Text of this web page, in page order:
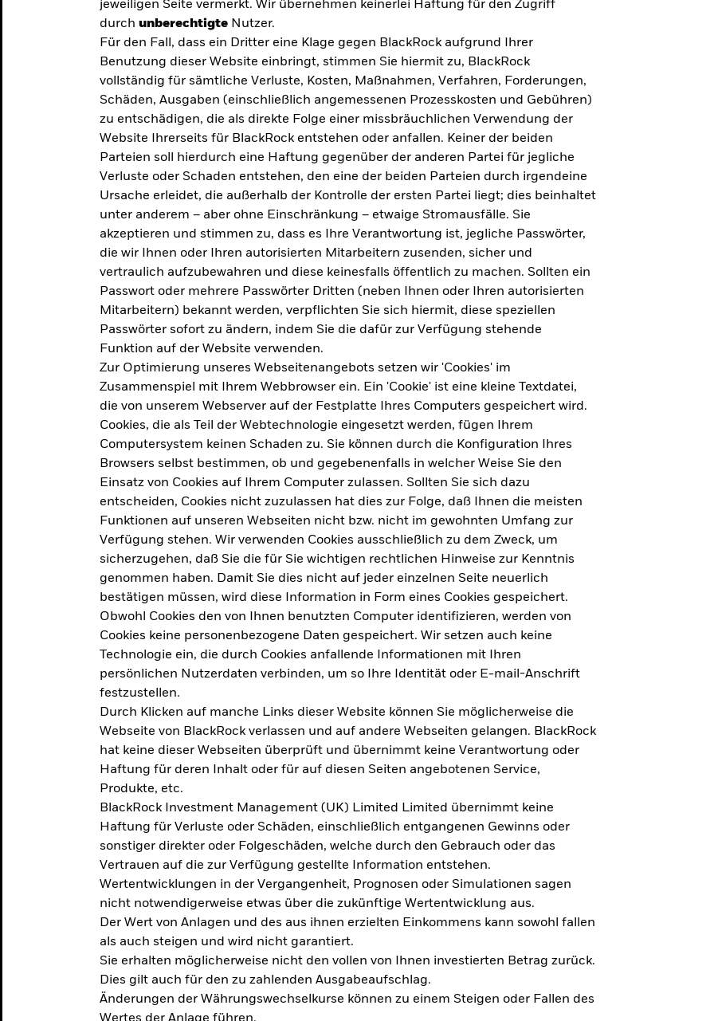
Die
in
das am
verfolgt das
demografische und
Vorschläge, um das
Den Bericht für Deutschland herunterladen
Den Bericht für Europa herunterladen
jeweiligen Seite vermerkt. Wir übernehmen keinerlei Haftung für den Zugriff
durch unberechtigte Nutzer.
Für den Fall, dass ein Dritter eine Klage gegen BlackRock aufgrund Ihrer
Benutzung dieser Website einbringt, stimmen Sie hiermit zu, BlackRock
vollständig für sämtliche Verluste, Kosten, Maßnahmen, Verfahren, Forderungen,
Schäden, Ausgaben (einschließlich angemessenen Prozesskosten und Gebühren)
zu entschädigen, die als direkte Folge einer missbräuchlichen Verwendung der
Website Ihrerseits für BlackRock entstehen oder anfallen. Keiner der beiden
Parteien soll hierdurch eine Haftung gegenüber der anderen Partei für jegliche
Verluste oder Schaden entstehen, den eine der beiden Parteien durch irgendeine
Ursache erleidet, die außerhalb der Kontrolle der ersten Partei liegt; dies beinhaltet
unter anderem – aber ohne Einschränkung – etwaige Stromausfälle. Sie
akzeptieren und stimmen zu, dass es Ihre Verantwortung ist, jegliche Passwörter,
die wir Ihnen oder Ihren autorisierten Mitarbeitern zusenden, sicher und
vertraulich aufzubewahren und diese keinesfalls öffentlich zu machen. Sollten ein
Passwort oder mehrere Passwörter Dritten (neben Ihnen oder Ihren autorisierten
Mitarbeitern) bekannt werden, verpflichten Sie sich hiermit, diese speziellen
Passwörter sofort zu ändern, indem Sie die dafür zur Verfügung stehende
Funktion auf der Website verwenden.
Zur Optimierung unseres Webseitenangebots setzen wir 'Cookies' im
Zusammenspiel mit Ihrem Webbrowser ein. Ein 'Cookie' ist eine kleine Textdatei,
die von unserem Webserver auf der Festplatte Ihres Computers gespeichert wird.
Cookies, die als Teil der Webtechnologie eingesetzt werden, fügen Ihrem
Computersystem keinen Schaden zu. Sie können durch die Konfiguration Ihres
Browsers selbst bestimmen, ob und gegebenenfalls in welcher Weise Sie den
Einsatz von Cookies auf Ihrem Computer zulassen. Sollten Sie sich dazu
entscheiden, Cookies nicht zuzulassen hat dies zur Folge, daß Ihnen die meisten
Funktionen auf unseren Webseiten nicht bzw. nicht im gewohnten Umfang zur
Verfügung stehen. Wir verwenden Cookies ausschließlich zu dem Zweck, um
sicherzugehen, daß Sie die für Sie wichtigen rechtlichen Hinweise zur Kenntnis
genommen haben. Damit Sie dies nicht auf jeder einzelnen Seite neuerlich
bestätigen müssen, wird diese Information in Form eines Cookies gespeichert.
Obwohl Cookies den von Ihnen benutzten Computer identifizieren, werden von
Cookies keine personenbezogene Daten gespeichert. Wir setzen auch keine
Technologie ein, die durch Cookies anfallende Informationen mit Ihren
persönlichen Nutzerdaten verbinden, um so Ihre Identität oder E-mail-Anschrift
festzustellen.
Durch Klicken auf manche Links dieser Website können Sie möglicherweise die
Webseite von BlackRock verlassen und auf andere Webseiten gelangen. BlackRock
hat keine dieser Webseiten überprüft und übernimmt keine Verantwortung oder
Haftung für deren Inhalt oder für auf diesen Seiten angebotenen Service,
Produkte, etc.
BlackRock Investment Management (UK) Limited Limited übernimmt keine
Haftung für Verluste oder Schäden, einschließlich entgangenen Gewinns oder
sonstiger direkter oder Folgeschäden, welche durch den Gebrauch oder das
Vertrauen auf die zur Verfügung gestellte Information entstehen.
Wertentwicklungen in der Vergangenheit, Prognosen oder Simulationen sagen
nicht notwendigerweise etwas über die zukünftige Wertentwicklung aus.
Der Wert von Anlagen und des aus ihnen erzielten Einkommens kann sowohl fallen
als auch steigen und wird nicht garantiert.
Sie erhalten möglicherweise nicht den vollen von Ihnen investierten Betrag zurück.
Dies gilt auch für den zu zahlenden Ausgabeaufschlag.
Änderungen der Währungswechselkurse können zu einem Steigen oder Fallen des